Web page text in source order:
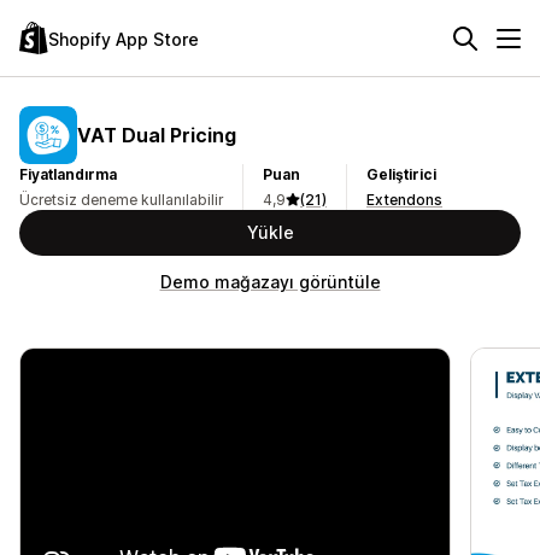
Shopify App Store
VAT Dual Pricing
Fiyatlandırma
Ücretsiz deneme kullanılabilir
Puan
4,9
(21)
Geliştirici
Extendons
Yükle
Demo mağazayı görüntüle